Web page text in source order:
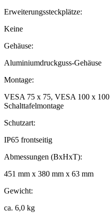
Erweiterungssteckplätze:
Keine
Gehäuse:
Aluminiumdruckguss-Gehäuse
Montage:
VESA 75 x 75, VESA 100 x 100
Schalttafelmontage
Schutzart:
IP65 frontseitig
Abmessungen (BxHxT):
451 mm x 380 mm x 63 mm
Gewicht:
ca. 6,0 kg